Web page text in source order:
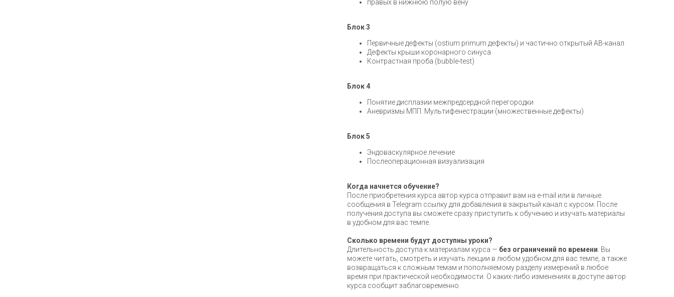
правых в нижнюю полую вену
Блок 3
Первичные дефекты (ostium primum дефекты) и частично открытый АВ-канал
Дефекты крыши коронарного синуса
Контрастная проба (bubble-test)
Блок 4
Понятие дисплазии межпредсердной перегородки
Аневризмы МПП. Мультифенестрации (множественные дефекты)
Блок 5
Эндоваскулярное лечение
Послеоперационная визуализация
Когда начнется обучение?
После приобретения курса автор курса отправит вам на e-mail или в личные
сообщения в Telegram ссылку для добавления в закрытый канал с курсом. После
получения доступа вы сможете сразу приступить к обучению и изучать материалы
в удобном для вас темпе.
Сколько времени будут доступны уроки?
Длительность доступа к материалам курса — без ограничений по времени. Вы
можете читать, смотреть и изучать лекции в любом удобном для вас темпе, а также
возвращаться к сложным темам и пополняемому разделу измерений в любое
время при практической необходимости. О каких-либо изменениях в доступе автор
курса сообщит заблаговременно.